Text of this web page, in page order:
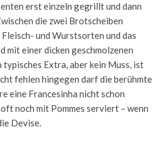
erst einzeln gegrillt und dann
die zwei Brotscheiben
und Wurstsorten und das
mit einer dicken geschmolzenen
typisches Extra, aber kein Muss, ist
fehlen hingegen darf die berühmte
eine Francesinha nicht schon
noch mit Pommes serviert – wenn
Devise.